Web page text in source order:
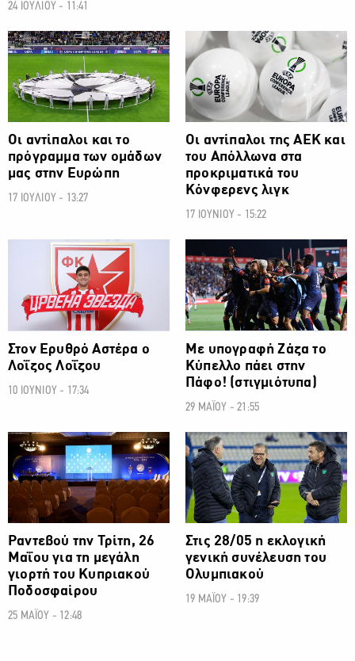
24 ΙΟΥΛΙΟΥ - 11:41
ΠΟΔΟΣΦΑΙΡΟ
Οι αντίπαλοι και το
πρόγραμμα των ομάδων
μας στην Ευρώπη
17 ΙΟΥΛΙΟΥ - 13:27
ΠΟΔΟΣΦΑΙΡΟ
Οι αντίπαλοι της ΑΕΚ και
του Απόλλωνα στα
προκριματικά του
Κόνφερενς λιγκ
17 ΙΟΥΝΙΟΥ - 15:22
ΠΟΔΟΣΦΑΙΡΟ
Στον Ερυθρό Αστέρα ο
Λοΐζος Λοΐζου
10 ΙΟΥΝΙΟΥ - 17:34
ΠΟΔΟΣΦΑΙΡΟ
Με υπογραφή Ζάζα το
Κύπελλο πάει στην
Πάφο! (στιγμιότυπα)
29 ΜΑΪΟΥ - 21:55
ΠΟΔΟΣΦΑΙΡΟ
Ραντεβού την Τρίτη, 26
Μαΐου για τη μεγάλη
γιορτή του Κυπριακού
Ποδοσφαίρου
25 ΜΑΪΟΥ - 12:48
ΠΟΔΟΣΦΑΙΡΟ
Στις 28/05 η εκλογική
γενική συνέλευση του
Ολυμπιακού
19 ΜΑΪΟΥ - 19:39